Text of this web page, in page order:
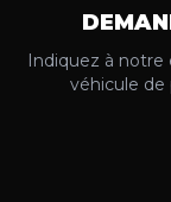
Indiquez à notre
véhicule de